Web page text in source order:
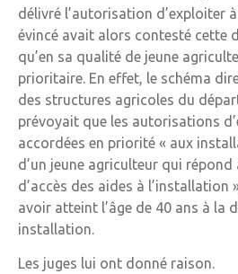
délivré l’autorisation d’exploiter à
évincé avait alors contesté cette
qu’en sa qualité de jeune
prioritaire. En effet, le schéma
des structures agricoles du
prévoyait que les autorisations
accordées en priorité « aux
d’un jeune agriculteur qui
d’accès des aides à l’installation
avoir atteint l’âge de 40 ans à la
installation.
Les juges lui ont donné raison.